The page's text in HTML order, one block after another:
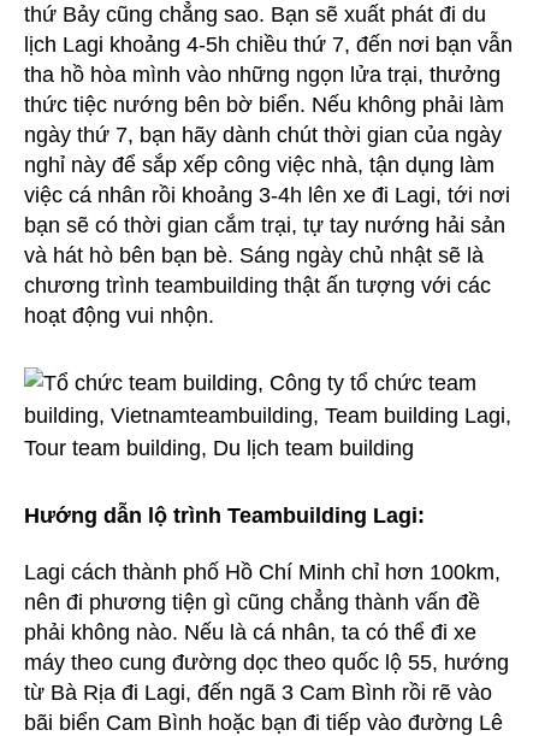
thứ Bảy cũng chẳng sao. Bạn sẽ xuất phát đi du
lịch Lagi khoảng 4-5h chiều thứ 7, đến nơi bạn vẫn
tha hồ hòa mình vào những ngọn lửa trại, thưởng
thức tiệc nướng bên bờ biển. Nếu không phải làm
ngày thứ 7, bạn hãy dành chút thời gian của ngày
nghỉ này để sắp xếp công việc nhà, tận dụng làm
việc cá nhân rồi khoảng 3-4h lên xe đi Lagi, tới nơi
bạn sẽ có thời gian cắm trại, tự tay nướng hải sản
và hát hò bên bạn bè. Sáng ngày chủ nhật sẽ là
chương trình teambuilding thật ấn tượng với các
hoạt động vui nhộn.
Hướng dẫn lộ trình Teambuilding Lagi:
Lagi cách thành phố Hồ Chí Minh chỉ hơn 100km,
nên đi phương tiện gì cũng chẳng thành vấn đề
phải không nào. Nếu là cá nhân, ta có thể đi xe
máy theo cung đường dọc theo quốc lộ 55, hướng
từ Bà Rịa đi Lagi, đến ngã 3 Cam Bình rồi rẽ vào
bãi biển Cam Bình hoặc bạn đi tiếp vào đường Lê